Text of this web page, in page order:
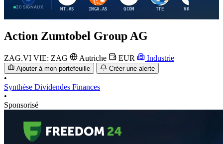
20 SIGNAUX MT.AS INGA.AS QCOM TTE VK.PA
Action Zumtobel Group AG
ZAG.VI VIE: ZAG Autriche EUR Industrie
Ajouter à mon portefeuille Créer une alerte
•
Synthèse Dividendes Finances
•
Sponsorisé